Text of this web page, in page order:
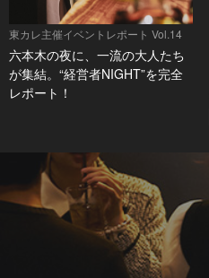
東カレ主催イベントレポート Vol.14
六本木の夜に、一流の大人たち
が集結。“経営者NIGHT”を完全
レポート！